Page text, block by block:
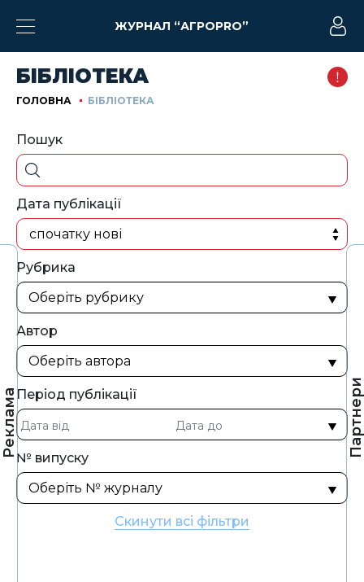
Реклама Партнери
ЖУРНАЛ “АГРОPRO”
БІБЛІОТЕКА
ГОЛОВНА БІБЛІОТЕКА
Пошук
Дата публікації
спочатку нові
Рубрика
Автор
Період публікації
№ випуску
Скинути всі фільтри